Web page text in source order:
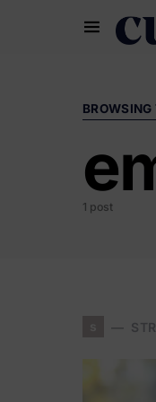
Search for:
BROWSING
1 post